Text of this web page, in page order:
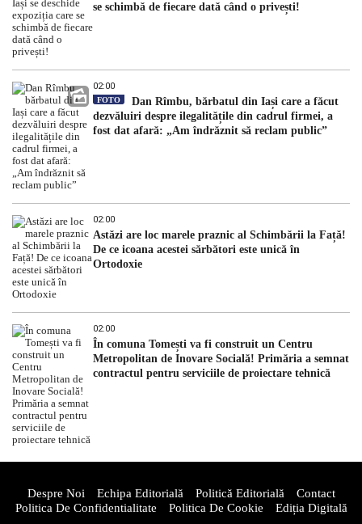
se schimbă de fiecare dată când o privești!
02:00
FOTO
Dan Rîmbu, bărbatul din Iași care a făcut
dezvăluiri despre ilegalitățile din cadrul firmei, a
fost dat afară: „Am îndrăznit să reclam public”
02:00
Astăzi are loc marele praznic al Schimbării la Față!
De ce icoana acestei sărbători este unică în
Ortodoxie
02:00
În comuna Tomești va fi construit un Centru
Metropolitan de Inovare Socială! Primăria a semnat
contractul pentru serviciile de proiectare tehnică
Despre Noi Echipa Editorială Politică Editorială
Contact
Politica De Confidentialitate
Politica De Cookie Ediția Digitală